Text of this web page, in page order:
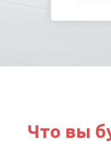
Что вы